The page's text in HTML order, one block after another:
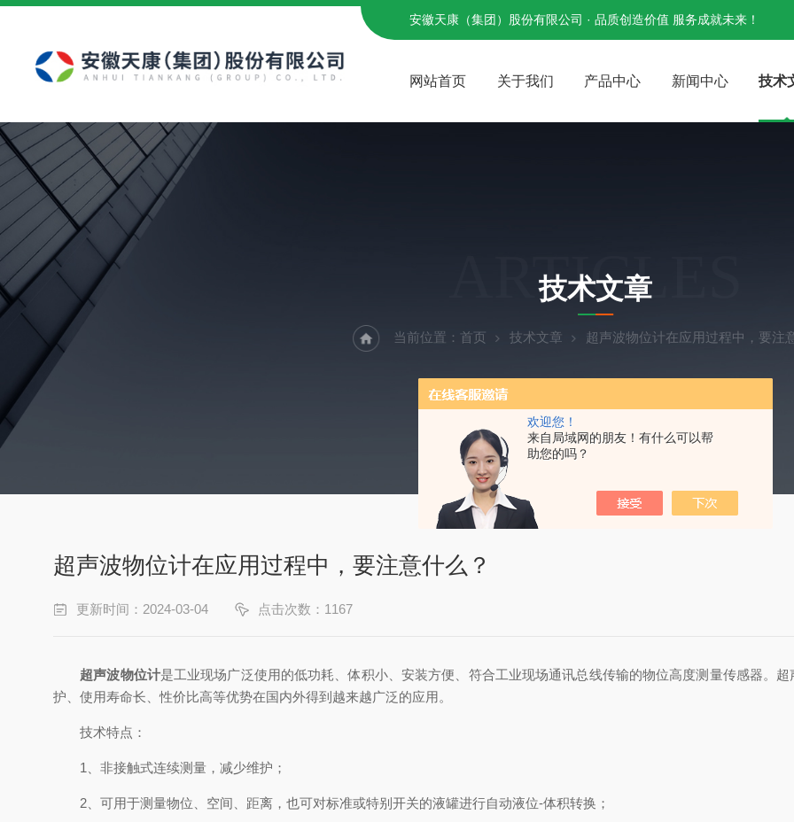
欢迎您！
来自局域网的朋友！有什么可以帮
助您的吗？
安徽天康（集团）股份有限公司 · 品质创造价值 服务成就未来！
网站首页 关于我们 产品中心 新闻中心 技术
ARTICLES
技术文章
当前位置： 首页 技术文章 超声波物位计在应用过程中，要注
超声波物位计在应用过程中，要注意什么？
更新时间：2024-03-04 点击次数：1167
超声波物位计是工业现场广泛使用的低功耗、体积小、安装方便、符合工业现场通讯总线传输的物位高度测量传感器。
护、使用寿命长、性价比高等优势在国内外得到越来越广泛的应用。
技术特点：
1、非接触式连续测量，减少维护；
2、可用于测量物位、空间、距离，也可对标准或特别开关的液罐进行自动液位-体积转换；